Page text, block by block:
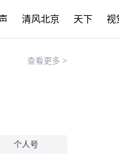
清风北京 天下 视
查看更多 >
个人号